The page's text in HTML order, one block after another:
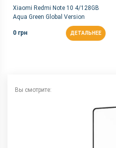
Xiaomi Redmi Note 10 4/128GB
Aqua Green Global Version
0 грн ДЕТАЛЬНЕЕ
Вы смотрите: